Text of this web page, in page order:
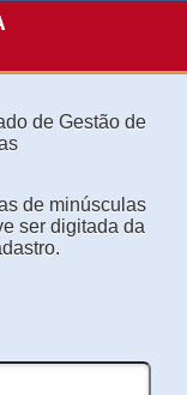
de Gestão de
de minúsculas
ser digitada da